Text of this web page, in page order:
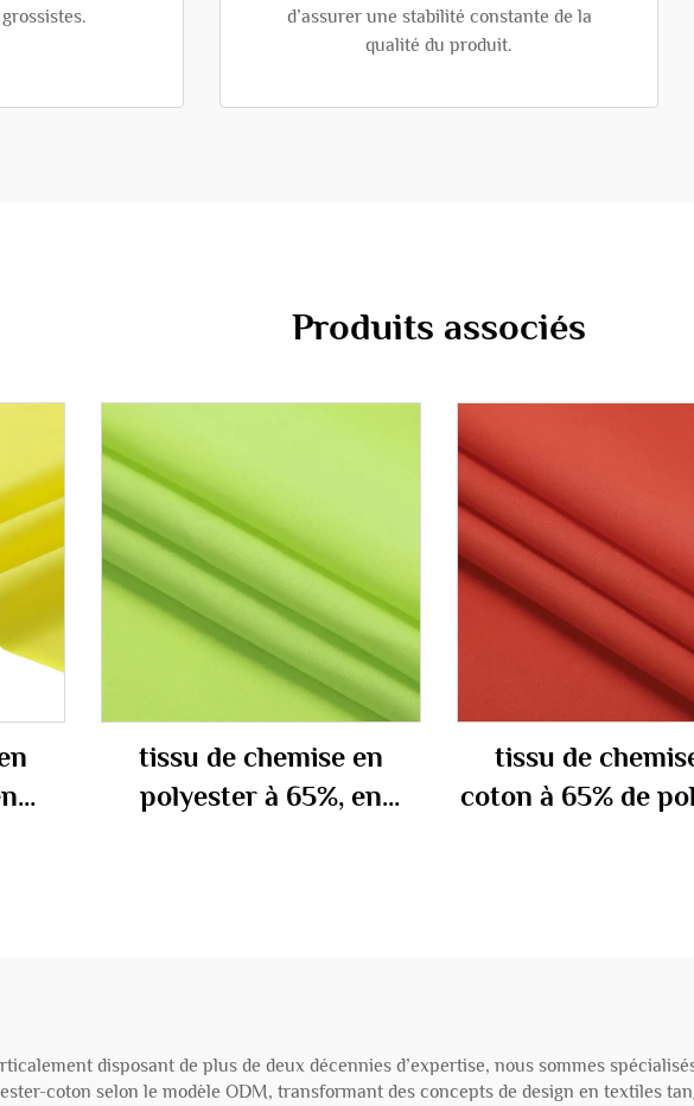
d’assurer une stabilité constante de la
qualité du produit.
Produits associés
tissu de chemise en
polyester à 65%, en
tissu de
coton à 65% de
disposant de plus de deux décennies d’expertise, nous sommes
coton selon le modèle ODM, transformant des concepts de design en textiles